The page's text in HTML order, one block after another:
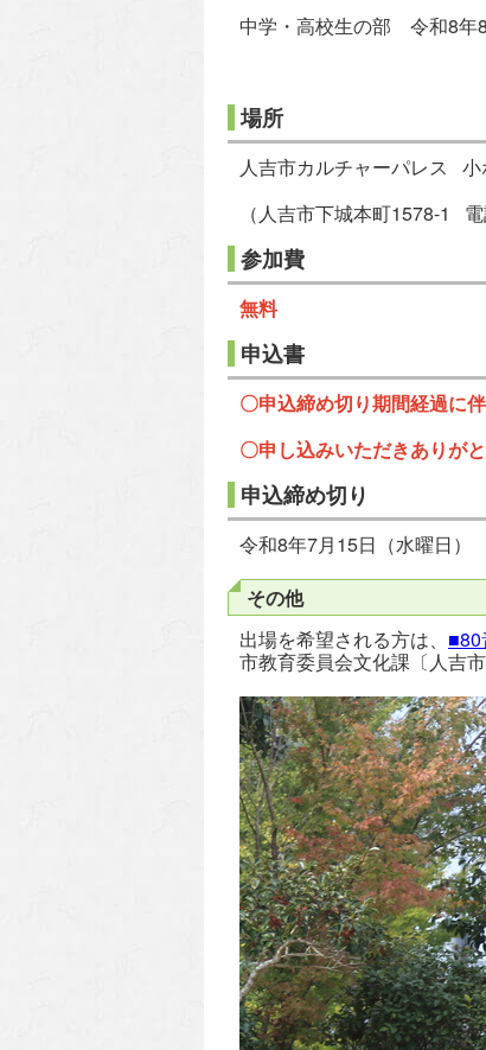
中学・高校生の部 令和8年
場所
人吉市カルチャーパレス 小
（人吉市下城本町1578-1
参加費
無料
申込書
〇申込締め切り期間経過に
〇申し込みいただきありが
申込締め切り
令和8年7月15日（水曜日）
その他
出場を希望される方は、
市教育委員会文化課〔人吉